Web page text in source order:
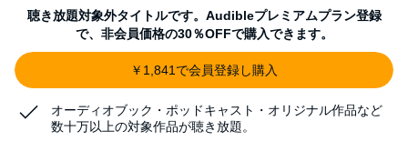
聴き放題対象外タイトルです。Audibleプレミアムプラン登録
で、非会員価格の30％OFFで購入できます。
￥1,841で会員登録し購入
オーディオブック・ポッドキャスト・オリジナル作品など
数十万以上の対象作品が聴き放題。